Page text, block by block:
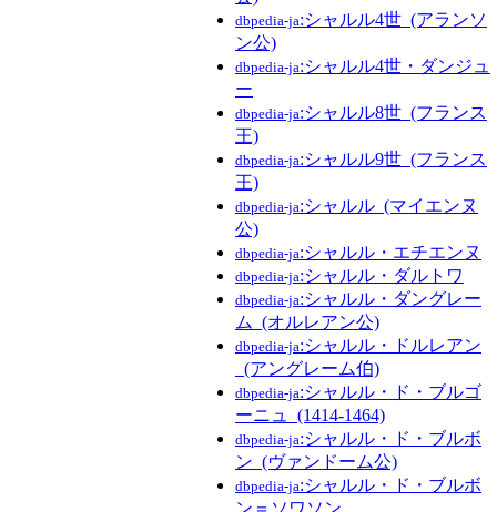
dbpedia-ja:シャルル4世_(アランソ
ン公)
dbpedia-ja:シャルル4世・ダンジュ
ー
dbpedia-ja:シャルル8世_(フランス
王)
dbpedia-ja:シャルル9世_(フランス
王)
dbpedia-ja:シャルル_(マイエンヌ
公)
dbpedia-ja:シャルル・エチエンヌ
dbpedia-ja:シャルル・ダルトワ
dbpedia-ja:シャルル・ダングレー
ム_(オルレアン公)
dbpedia-ja:シャルル・ドルレアン
_(アングレーム伯)
dbpedia-ja:シャルル・ド・ブルゴ
ーニュ_(1414-1464)
dbpedia-ja:シャルル・ド・ブルボ
ン_(ヴァンドーム公)
dbpedia-ja:シャルル・ド・ブルボ
ン＝ソワソン